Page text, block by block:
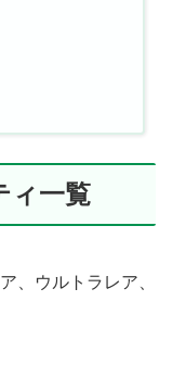
ィ一覧
、ウルトラレア、